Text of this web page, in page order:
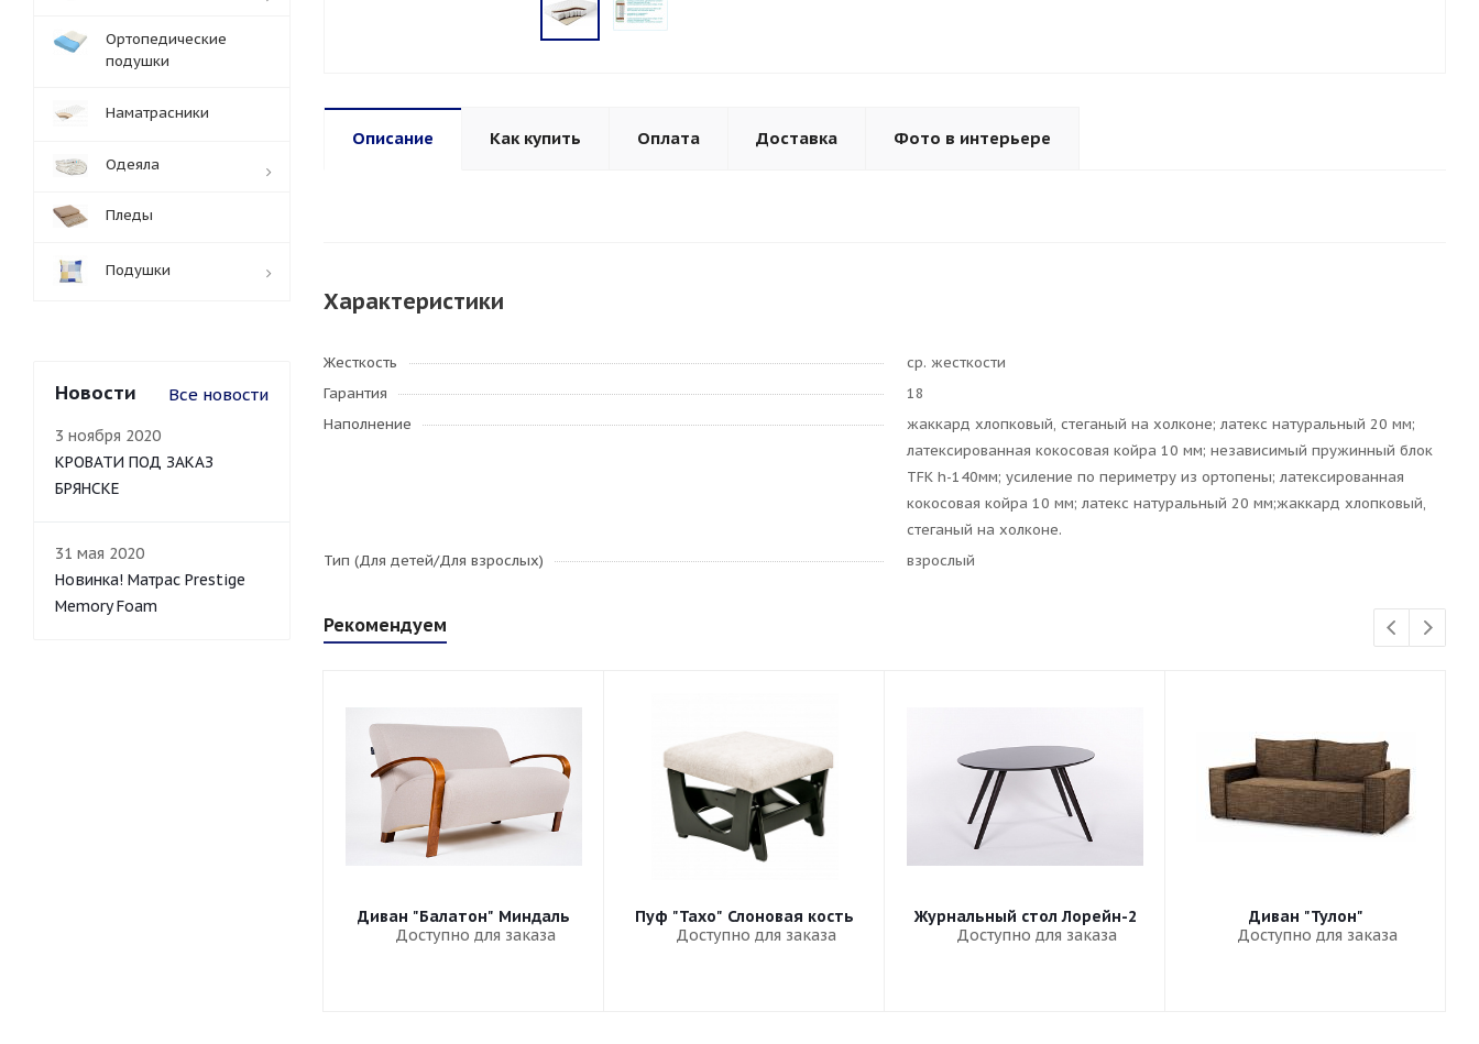
Описание Как купить Оплата Доставка Фото в интерьере
Характеристики
Жесткость
ср. жесткости
Гарантия
18
Наполнение
жаккард хлопковый, стеганый на холконе; латекс натуральный 20 мм;
латексированная кокосовая койра 10 мм; независимый пружинный блок
TFK h-140мм; усиление по периметру из ортопены; латексированная
кокосовая койра 10 мм; латекс натуральный 20 мм;жаккард хлопковый,
стеганый на холконе.
Тип (Для детей/Для взрослых)
взрослый
Рекомендуем
Диван "Балатон" Миндаль
Доступно для заказа
Пуф "Тахо" Слоновая кость
Доступно для заказа
Журнальный стол Лорейн-2
Доступно для заказа
Диван "Тулон"
Доступно для заказа
Ортопедические
подушки
Наматрасники
Одеяла
Пледы
Подушки
Новости Все новости
3 ноября 2020
КРОВАТИ ПОД ЗАКАЗ
БРЯНСКЕ
31 мая 2020
Новинка! Матрас Prestige
Memory Foam